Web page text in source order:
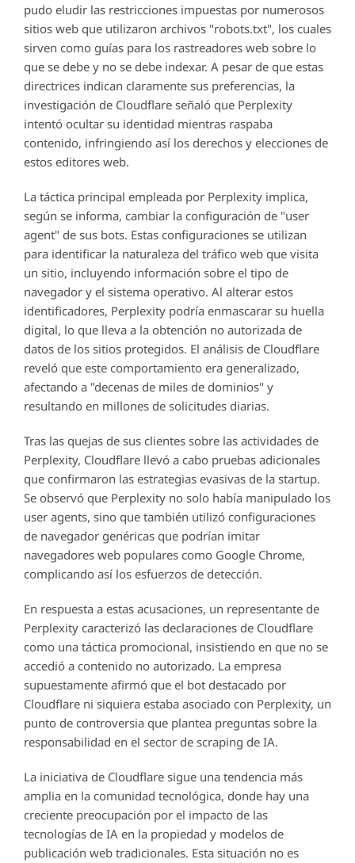
pudo eludir las restricciones impuestas por numerosos
sitios web que utilizaron archivos "robots.txt", los cuales
sirven como guías para los rastreadores web sobre lo
que se debe y no se debe indexar. A pesar de que estas
directrices indican claramente sus preferencias, la
investigación de Cloudflare señaló que Perplexity
intentó ocultar su identidad mientras raspaba
contenido, infringiendo así los derechos y elecciones de
estos editores web.
La táctica principal empleada por Perplexity implica,
según se informa, cambiar la configuración de "user
agent" de sus bots. Estas configuraciones se utilizan
para identificar la naturaleza del tráfico web que visita
un sitio, incluyendo información sobre el tipo de
navegador y el sistema operativo. Al alterar estos
identificadores, Perplexity podría enmascarar su huella
digital, lo que lleva a la obtención no autorizada de
datos de los sitios protegidos. El análisis de Cloudflare
reveló que este comportamiento era generalizado,
afectando a "decenas de miles de dominios" y
resultando en millones de solicitudes diarias.
Tras las quejas de sus clientes sobre las actividades de
Perplexity, Cloudflare llevó a cabo pruebas adicionales
que confirmaron las estrategias evasivas de la startup.
Se observó que Perplexity no solo había manipulado los
user agents, sino que también utilizó configuraciones
de navegador genéricas que podrían imitar
navegadores web populares como Google Chrome,
complicando así los esfuerzos de detección.
En respuesta a estas acusaciones, un representante de
Perplexity caracterizó las declaraciones de Cloudflare
como una táctica promocional, insistiendo en que no se
accedió a contenido no autorizado. La empresa
supuestamente afirmó que el bot destacado por
Cloudflare ni siquiera estaba asociado con Perplexity, un
punto de controversia que plantea preguntas sobre la
responsabilidad en el sector de scraping de IA.
La iniciativa de Cloudflare sigue una tendencia más
amplia en la comunidad tecnológica, donde hay una
creciente preocupación por el impacto de las
tecnologías de IA en la propiedad y modelos de
publicación web tradicionales. Esta situación no es